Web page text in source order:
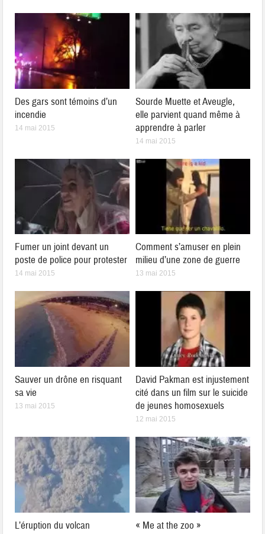
Des gars sont témoins d’un
incendie
14 mai 2015
Sourde Muette et Aveugle,
elle parvient quand même à
apprendre à parler
14 mai 2015
Fumer un joint devant un
poste de police pour protester
14 mai 2015
Comment s’amuser en plein
milieu d’une zone de guerre
13 mai 2015
Sauver un drône en risquant
sa vie
13 mai 2015
David Pakman est injustement
cité dans un film sur le suicide
de jeunes homosexuels
12 mai 2015
L’éruption du volcan « Me at the zoo »